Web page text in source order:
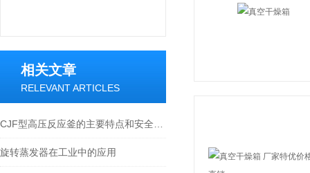
相关文章
RELEVANT ARTICLES
旋转蒸发器在工业中的应用